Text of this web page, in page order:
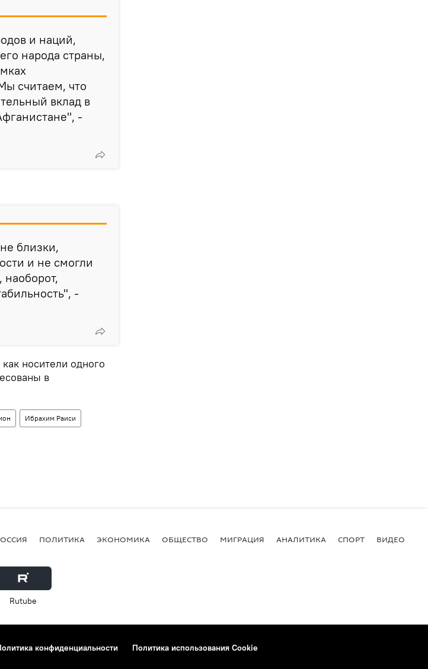
и наций,
народа страны,
считаем, что
вклад в
-
близки,
и не смогли
наоборот,
-
носители одного
в
Ибрахим Раиси
ПОЛИТИКА ЭКОНОМИКА ОБЩЕСТВО МИГРАЦИЯ АНАЛИТИКА СПОРТ ВИДЕО
Rutube
конфиденциальности
Политика использования Cookie